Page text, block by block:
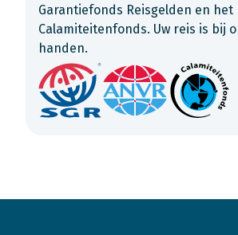
Garantiefonds Reisgelden en het
Calamiteitenfonds. Uw reis is bij
handen.